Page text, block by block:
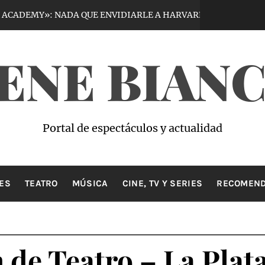
NADA QUE ENVIDIARLE A HARVARD 7 días hace
Portal de espectáculos y actualidad
TEATRO MÚSICA CINE, TV Y SERIES